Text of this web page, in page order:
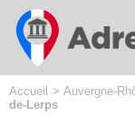
Accueil >Auvergne-
de-Lerps
Cookies